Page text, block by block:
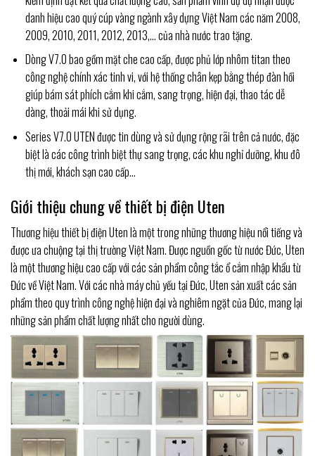
danh hiệu cao quý cúp vàng ngành xây dựng Việt Nam các năm 2008,
2009, 2010, 2011, 2012, 2013,… của nhà nước trao tặng.
Dòng V7.0 bao gồmmặt che cao cấp, được phủ lớp nhôm titan theo
công nghệ chính xác tinh vi, với hệ thống chân kẹp bằng thép đàn hồi
giúp bám sát phích cắm khi cắm, sang trọng, hiện đại, thao tác dễ
dàng, thoải mái khi sử dụng.
Series V7.0 UTEN được tin dùng và sử dụng rộng rãi trên cả nước, đặc
biệt là các công trình biệt thự sang trọng, các khu nghỉ dưỡng, khu đô
thị mới, khách sạn cao cấp…
Giới thiệu chung về thiết bị điện Uten
Thương hiệu thiết bị điện Uten là một trong những thương hiệu nổi tiếng và
được ưa chuộng tại thị trường Việt Nam. Được nguồn gốc từ nước Đức, Uten
là một thương hiệu cao cấp với các sản phẩm công tắc ổ cắm nhập khẩu từ
Đức về Việt Nam. Với các nhà máy chủ yếu tại Đức, Uten sản xuất các sản
phẩm theo quy trình công nghệ hiện đại và nghiêm ngặt của Đức, mang lại
những sản phẩm chất lượng nhất cho người dùng.